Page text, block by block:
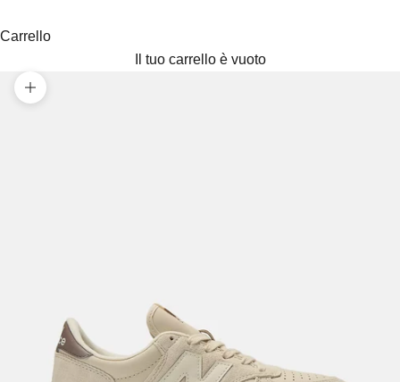
Carrello
Il tuo carrello è vuoto
Ingrandisci immagine